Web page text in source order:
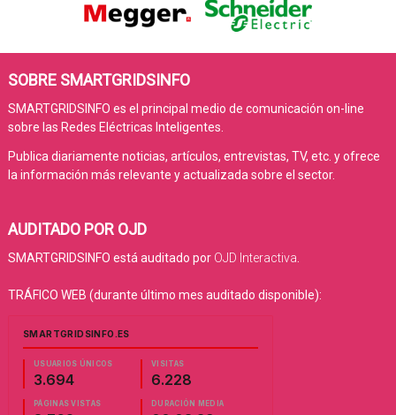
SOBRE SMARTGRIDSINFO
SMARTGRIDSINFO es el principal medio de comunicación on-line
sobre las Redes Eléctricas Inteligentes.
Publica diariamente noticias, artículos, entrevistas, TV, etc. y ofrece
la información más relevante y actualizada sobre el sector.
AUDITADO POR OJD
SMARTGRIDSINFO está auditado por OJD Interactiva
TRÁFICO WEB (durante último mes auditado disponible):